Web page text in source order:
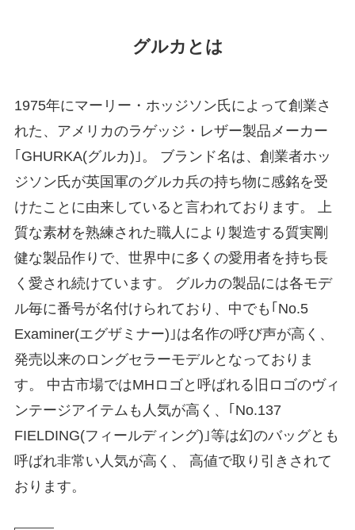
グルカとは
1975年にマーリー・ホッジソン氏によって創業さ
れた、アメリカのラゲッジ・レザー製品メーカー
｢GHURKA(グルカ)｣。 ブランド名は、創業者ホッ
ジソン氏が英国軍のグルカ兵の持ち物に感銘を受
けたことに由来していると言われております。 上
質な素材を熟練された職人により製造する質実剛
健な製品作りで、世界中に多くの愛用者を持ち長
く愛され続けています。 グルカの製品には各モデ
ル毎に番号が名付けられており、中でも｢No.5
Examiner(エグザミナー)｣は名作の呼び声が高く、
発売以来のロングセラーモデルとなっておりま
す。 中古市場ではMHロゴと呼ばれる旧ロゴのヴィ
ンテージアイテムも人気が高く、｢No.137
FIELDING(フィールディング)｣等は幻のバッグとも
呼ばれ非常い人気が高く、 高値で取り引きされて
おります。